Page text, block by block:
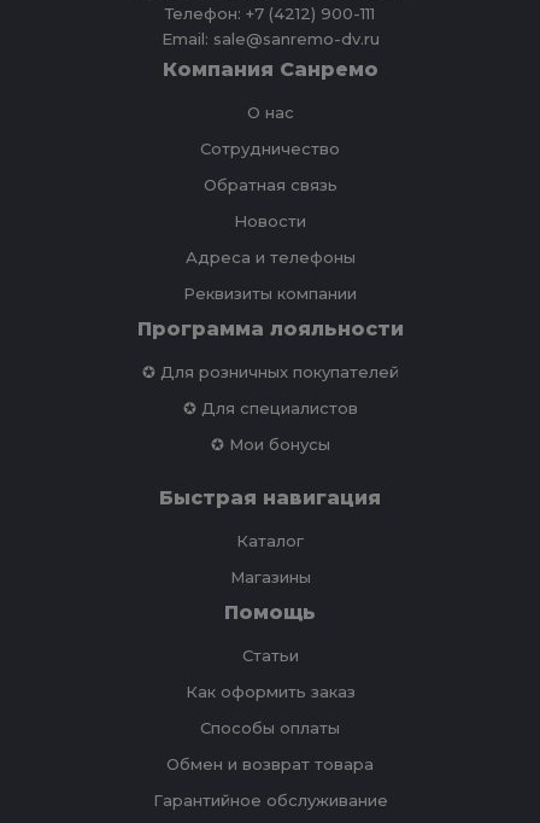
Телефон: +7 (4212) 900-111
Email: sale@sanremo-dv.ru
Компания Санремо
О нас
Сотрудничество
Обратная связь
Новости
Адреса и телефоны
Реквизиты компании
Программа лояльности
✪ Для розничных покупателей
✪ Для специалистов
✪ Мои бонусы
Быстрая навигация
Каталог
Магазины
Помощь
Статьи
Как оформить заказ
Способы оплаты
Обмен и возврат товара
Гарантийное обслуживание